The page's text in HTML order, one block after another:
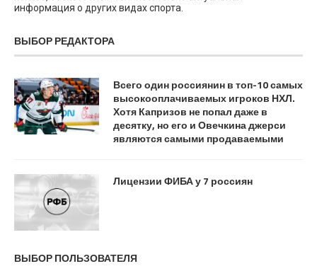
информация о других видах спорта.
ВЫБОР РЕДАКТОРА
Всего один россиянин в топ-10 самых
высокооплачиваемых игроков НХЛ.
Хотя Капризов не попал даже в
десятку, но его и Овечкина джерси
являются самыми продаваемыми
Лицензии ФИБА у 7 россиян
ВЫБОР ПОЛЬЗОВАТЕЛЯ